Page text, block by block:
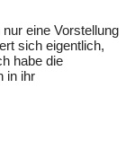
eine Vorstellung
sich eigentlich,
habe die
in ihr